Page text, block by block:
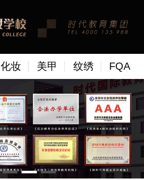
化妆 美甲 纹绣 FQA